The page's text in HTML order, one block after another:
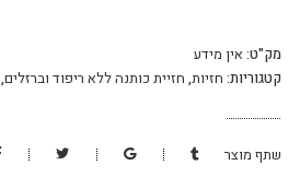
ברזלים
בצבע
טבעיות
ונוחות
מק"ט: אין מידע
קטגוריות: חזיות, חזיית כותנה ללא ריפוד וברזלים,
שתף מוצר